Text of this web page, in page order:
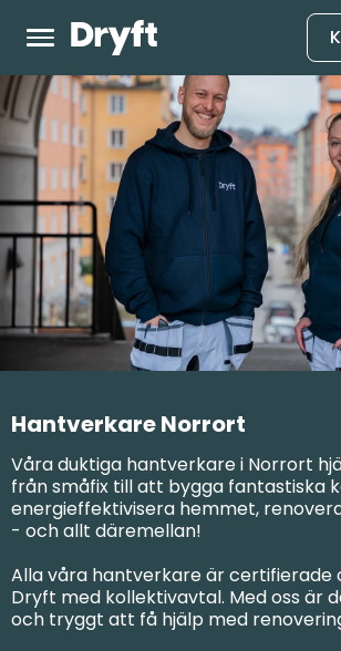
Hantverkare Norrort
Våra duktiga hantverkare i Norrort
från småfix till att bygga fantastiska
energieffektivisera hemmet,
- och allt däremellan!
Alla våra hantverkare är certifierade
Dryft med kollektivavtal. Med oss är
och tryggt att få hjälp med